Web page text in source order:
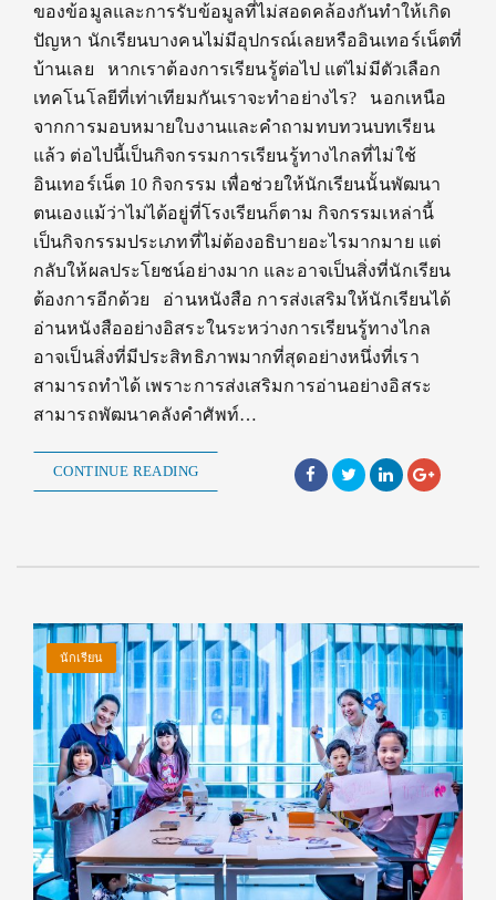
ของข้อมูลและการรับข้อมูลที่ไม่สอดคล้องกันทำให้เกิด
ปัญหา นักเรียนบางคนไม่มีอุปกรณ์เลยหรืออินเทอร์เน็ตที่
บ้านเลย หากเราต้องการเรียนรู้ต่อไป แต่ไม่มีตัวเลือก
เทคโนโลยีที่เท่าเทียมกันเราจะทำอย่างไร? นอกเหนือ
จากการมอบหมายใบงานและคำถามทบทวนบทเรียน
แล้ว ต่อไปนี้เป็นกิจกรรมการเรียนรู้ทางไกลที่ไม่ใช้
อินเทอร์เน็ต 10 กิจกรรม เพื่อช่วยให้นักเรียนนั้นพัฒนา
ตนเองแม้ว่าไม่ได้อยู่ที่โรงเรียนก็ตาม กิจกรรมเหล่านี้
เป็นกิจกรรมประเภทที่ไม่ต้องอธิบายอะไรมากมาย แต่
กลับให้ผลประโยชน์อย่างมาก และอาจเป็นสิ่งที่นักเรียน
ต้องการอีกด้วย อ่านหนังสือ การส่งเสริมให้นักเรียนได้
อ่านหนังสืออย่างอิสระในระหว่างการเรียนรู้ทางไกล
อาจเป็นสิ่งที่มีประสิทธิภาพมากที่สุดอย่างหนึ่งที่เรา
สามารถทำได้ เพราะการส่งเสริมการอ่านอย่างอิสระ
สามารถพัฒนาคลังคำศัพท์…
CONTINUE READING
นักเรียน